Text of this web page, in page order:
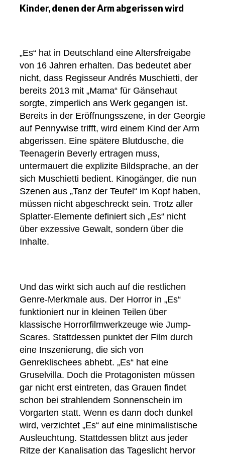
Kinder, denen der Arm abgerissen wird
„Es“ hat in Deutschland eine Altersfreigabe
von 16 Jahren erhalten. Das bedeutet aber
nicht, dass Regisseur Andrés Muschietti, der
bereits 2013 mit „Mama“ für Gänsehaut
sorgte, zimperlich ans Werk gegangen ist.
Bereits in der Eröffnungsszene, in der Georgie
auf Pennywise trifft, wird einem Kind der Arm
abgerissen. Eine spätere Blutdusche, die
Teenagerin Beverly ertragen muss,
untermauert die explizite Bildsprache, an der
sich Muschietti bedient. Kinogänger, die nun
Szenen aus „Tanz der Teufel“ im Kopf haben,
müssen nicht abgeschreckt sein. Trotz aller
Splatter-Elemente definiert sich „Es“ nicht
über exzessive Gewalt, sondern über die
Inhalte.
Und das wirkt sich auch auf die restlichen
Genre-Merkmale aus. Der Horror in „Es“
funktioniert nur in kleinen Teilen über
klassische Horrorfilmwerkzeuge wie Jump-
Scares. Stattdessen punktet der Film durch
eine Inszenierung, die sich von
Genreklischees abhebt. „Es“ hat eine
Gruselvilla. Doch die Protagonisten müssen
gar nicht erst eintreten, das Grauen findet
schon bei strahlendem Sonnenschein im
Vorgarten statt. Wenn es dann doch dunkel
wird, verzichtet „Es“ auf eine minimalistische
Ausleuchtung. Stattdessen blitzt aus jeder
Ritze der Kanalisation das Tageslicht hervor